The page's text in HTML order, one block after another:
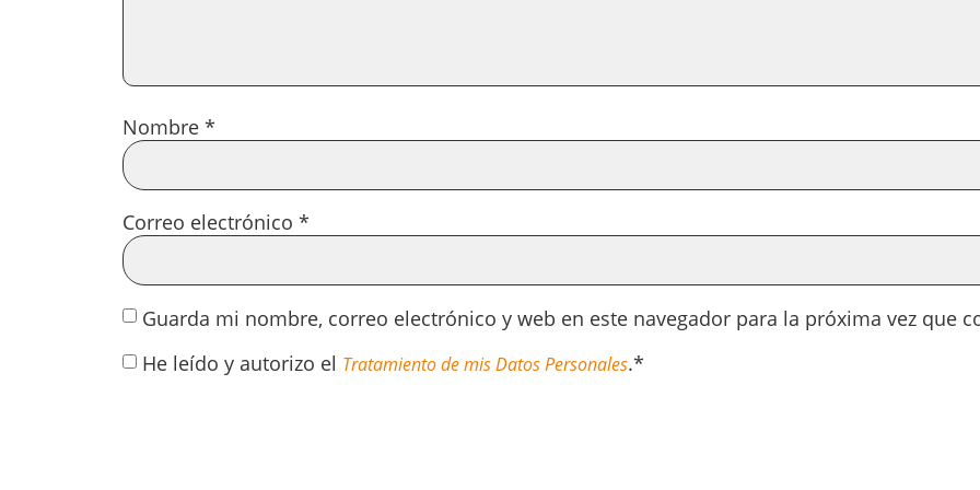
Nombre *
Correo electrónico *
Guarda mi nombre, correo electrónico y web en este navegador para la próxima vez que
He leído y autorizo el Tratamiento de mis Datos Personales.*